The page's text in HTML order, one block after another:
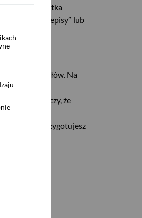
przykład “sałatka
“kurczak przepisy” lub
materiałów. Na
Wystarczy, że
na pewno przygotujesz